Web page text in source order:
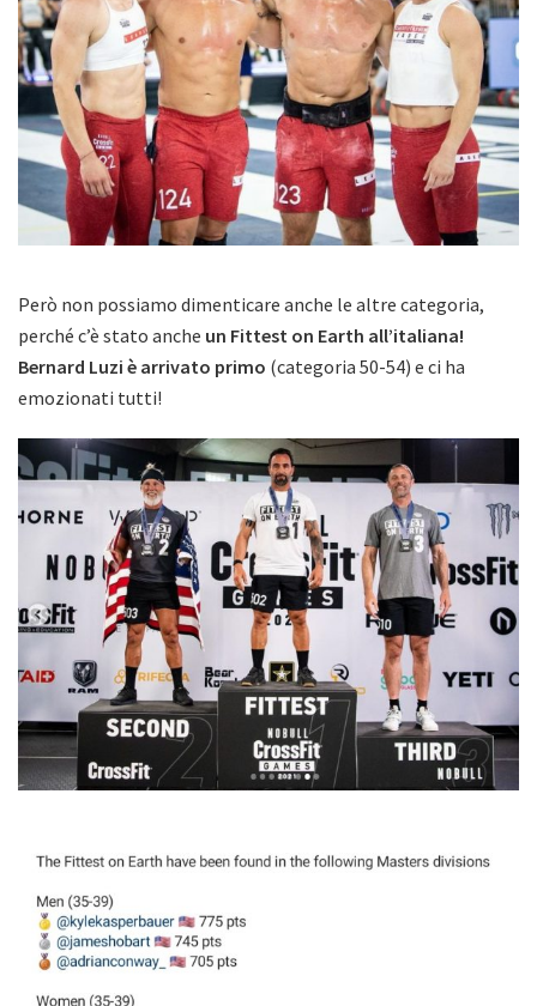
Però non possiamo dimenticare anche le altre categoria,
perché c’è stato anche un Fittest on Earth all’italiana!
Bernard Luzi è arrivato primo (categoria 50-54) e ci ha
emozionati tutti!